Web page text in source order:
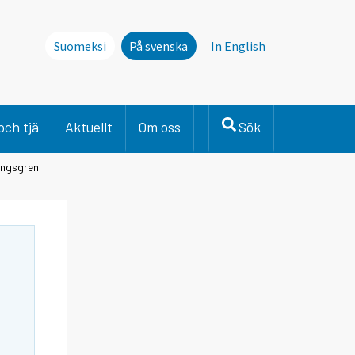
Suomeksi På svenska In English
tjä Aktuellt Om oss Sök